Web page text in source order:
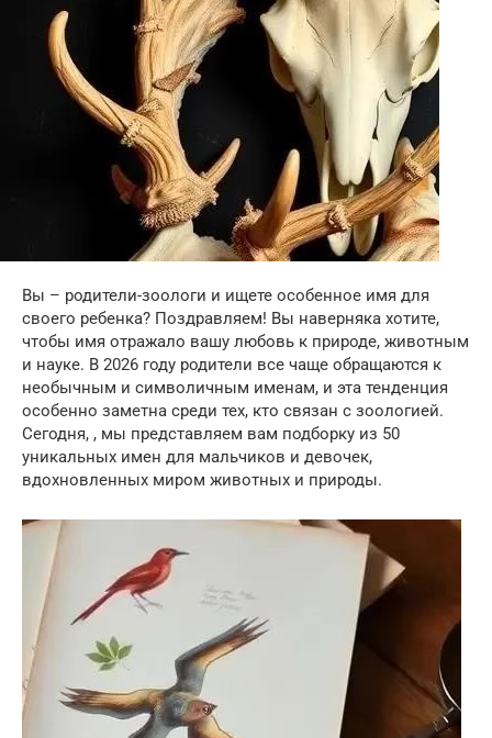
Вы – родители-зоологи и ищете особенное имя для
своего ребенка? Поздравляем! Вы наверняка хотите,
чтобы имя отражало вашу любовь к природе, животным
и науке. В 2026 году родители все чаще обращаются к
необычным и символичным именам, и эта тенденция
особенно заметна среди тех, кто связан с зоологией.
Сегодня, , мы представляем вам подборку из 50
уникальных имен для мальчиков и девочек,
вдохновленных миром животных и природы.